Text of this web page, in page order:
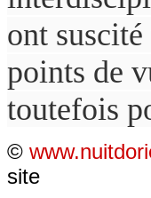
ont
points de
toutefois
©
site